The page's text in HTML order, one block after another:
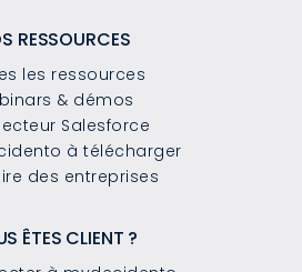
RESSOURCES
les ressources
& démos
Salesforce
à télécharger
des entreprises
ÊTES CLIENT ?